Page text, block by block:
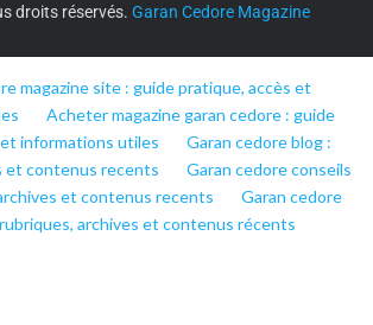
droits réservés. Garan Cedore Magazine
magazine site : guide pratique, accès et
Acheter magazine garan cedore : guide
informations utiles
Garan cedore blog :
et contenus recents
Garan cedore conseils
et contenus recents
Garan cedore
archives et contenus récents